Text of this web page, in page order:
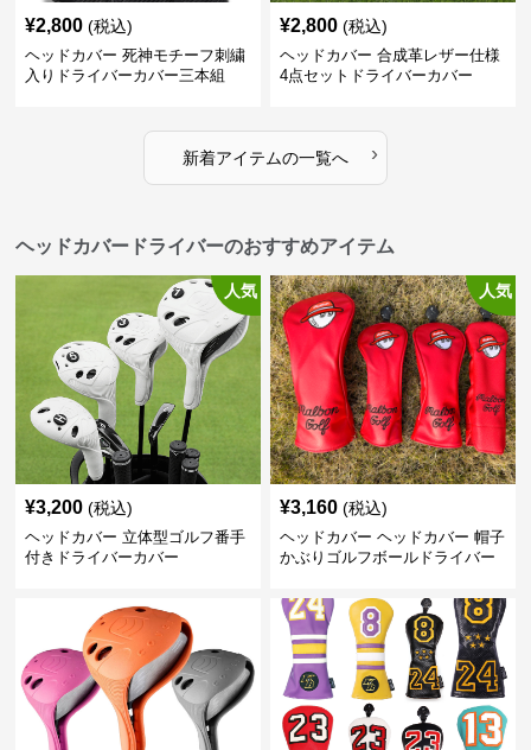
¥2,800 (税込)
ヘッドカバー 死神モチーフ刺繍
入りドライバーカバー三本組
¥2,800 (税込)
ヘッドカバー 合成革レザー仕様
4点セットドライバーカバー
新着アイテムの一覧へ ›
ヘッドカバードライバーのおすすめアイテム
人気
¥3,200 (税込)
ヘッドカバー 立体型ゴルフ番手
付きドライバーカバー
人気
¥3,160 (税込)
ヘッドカバー ヘッドカバー 帽子
かぶりゴルフボールドライバー